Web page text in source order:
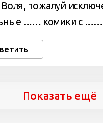
Воля, пожалуй
…… комики с
Показать ещё